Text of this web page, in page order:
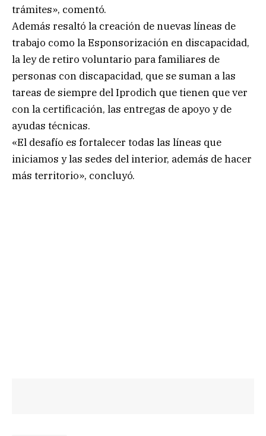
trámites», comentó.
Además resaltó la creación de nuevas líneas de
trabajo como la Esponsorización en discapacidad,
la ley de retiro voluntario para familiares de
personas con discapacidad, que se suman a las
tareas de siempre del Iprodich que tienen que ver
con la certificación, las entregas de apoyo y de
ayudas técnicas.
«El desafío es fortalecer todas las líneas que
iniciamos y las sedes del interior, además de hacer
más territorio», concluyó.